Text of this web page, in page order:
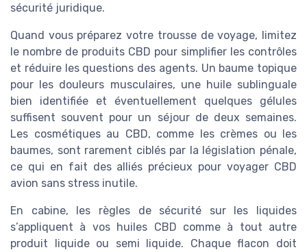
sécurité juridique.
Quand vous préparez votre trousse de voyage, limitez
le nombre de produits CBD pour simplifier les contrôles
et réduire les questions des agents. Un baume topique
pour les douleurs musculaires, une huile sublinguale
bien identifiée et éventuellement quelques gélules
suffisent souvent pour un séjour de deux semaines.
Les cosmétiques au CBD, comme les crèmes ou les
baumes, sont rarement ciblés par la législation pénale,
ce qui en fait des alliés précieux pour voyager CBD
avion sans stress inutile.
En cabine, les règles de sécurité sur les liquides
s’appliquent à vos huiles CBD comme à tout autre
produit liquide ou semi liquide. Chaque flacon doit